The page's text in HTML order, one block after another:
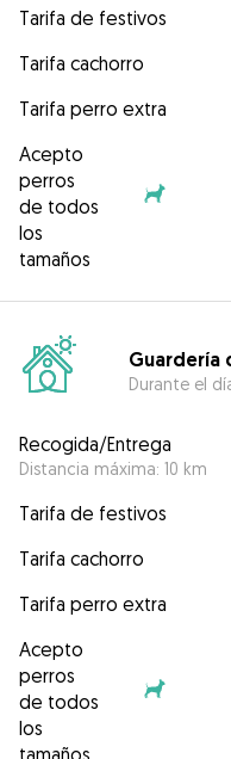
Tarifa de festivos
Tarifa cachorro
Tarifa perro extra
Acepto
perros
de todos
los
tamaños
Guardería
Durante el
Recogida/Entrega
Distancia máxima: 10 km
Tarifa de festivos
Tarifa cachorro
Tarifa perro extra
Acepto
perros
de todos
los